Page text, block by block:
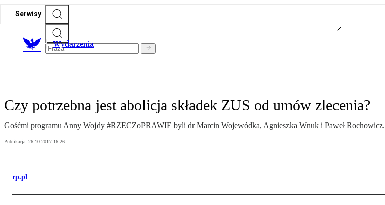
Serwisy
Wydarzenia
Czy potrzebna jest abolicja składek ZUS od umów zlecenia?
Gośćmi programu Anny Wojdy #RZECZoPRAWIE byli dr Marcin Wojewódka, Agnieszka Wnuk i Paweł Rochowicz.
Publikacja: 26.10.2017 16:26
rp.pl